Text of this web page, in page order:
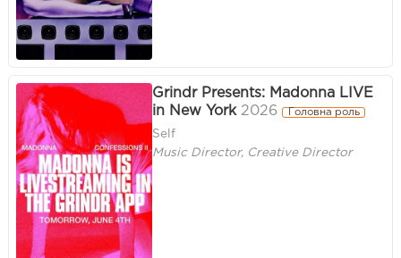
Grindr Presents: Madonna LIVE
in New York 2026 Головна роль
Self
Music Director, Creative Director